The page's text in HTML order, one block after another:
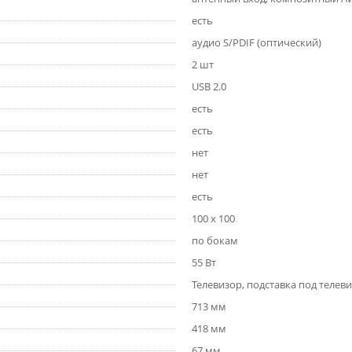
есть
аудио S/PDIF (оптический)
2 шт
USB 2.0
есть
есть
нет
нет
есть
100 x 100
по бокам
55 Вт
Телевизор, подставка под
713 мм
418 мм